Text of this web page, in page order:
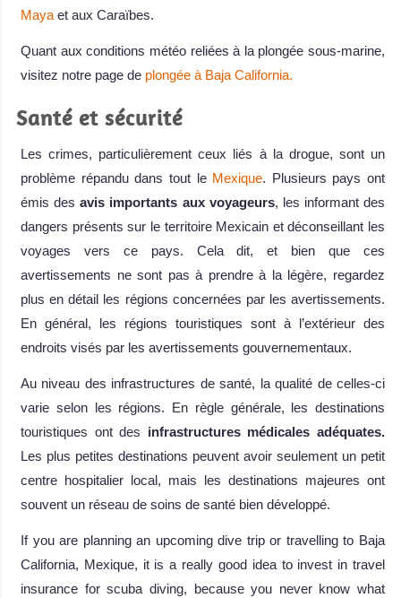
Mayaet aux Caraïbes.
Quant aux conditions météo reliées à la plongée sous-marine,
visitez notre page de plongée à Baja California.
Santé et sécurité
Les crimes, particulièrement ceux liés à la drogue, sont un
problème répandu dans tout le Mexique. Plusieurs pays ont
émis desavis importants aux voyageurs, les informant des
dangers présents sur le territoire Mexicain et déconseillant les
voyages vers ce pays. Cela dit, et bien que ces
avertissements ne sont pas à prendre à la légère, regardez
plus en détail les régions concernées par les avertissements.
En général, les régions touristiques sont à l’extérieur des
endroits visés par les avertissements gouvernementaux.
Au niveau des infrastructures de santé, la qualité de celles-ci
varie selon les régions. En règle générale, les destinations
touristiques ont des infrastructures médicales adéquates.
Les plus petites destinations peuvent avoir seulement un petit
centre hospitalier local, mais les destinations majeures ont
souvent un réseau de soins de santé bien développé.
If you are planning an upcoming dive trip or travelling to Baja
California, Mexique, it is a really good idea to invest in travel
insurance for scuba diving, because you never know what